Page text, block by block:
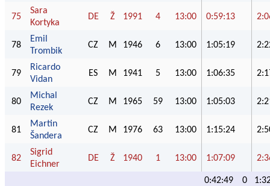
75
Sara
Kortyka
DE Ž 1991 4 13:00 0:59:13
78
Emil
Trombik
CZ M 1946 6 13:00 1:05:19
79
Ricardo
Vidan
ES M 1941 5 13:00 1:06:35
80
Michal
Rezek
CZ M 1965 59 13:00 1:05:03
81
Martin
Šandera
CZ M 1976 63 13:00 1:15:24
82
Sigrid
Eichner
DE Ž 1940 1 13:00 1:07:09
0:42:49 0